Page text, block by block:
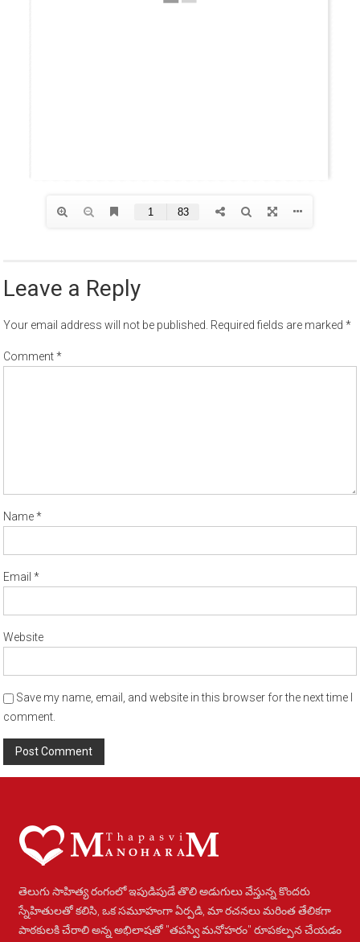
Leave a Reply
Your email address will not be published. Required fields are marked*
Comment*
Name*
Email*
Website
Save my name, email, and website in this browser for the next time I
comment.
తెలుగు సాహిత్య రంగంలో ఇపుడిపుడే తొలి అడుగులు వేస్తున్న కొందరు
స్నేహితులతో కలిసి, ఒక సమూహంగా ఏర్పడి, మా రచనలు మరింత తేలికగా
పాఠకులకి చేరాలి అన్న అభిలాషతో "తపస్వి మనోహరం" రూపకల్పన చేయడం